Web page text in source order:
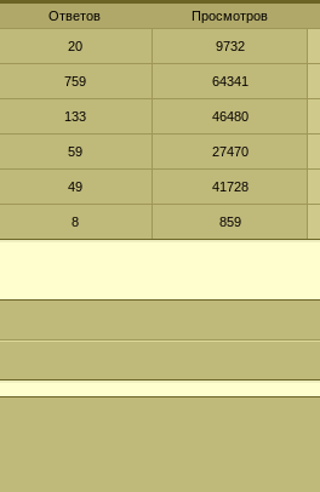
Ответов Просмотров
20 9732
759 64341
133 46480
59 27470
49 41728
8 859